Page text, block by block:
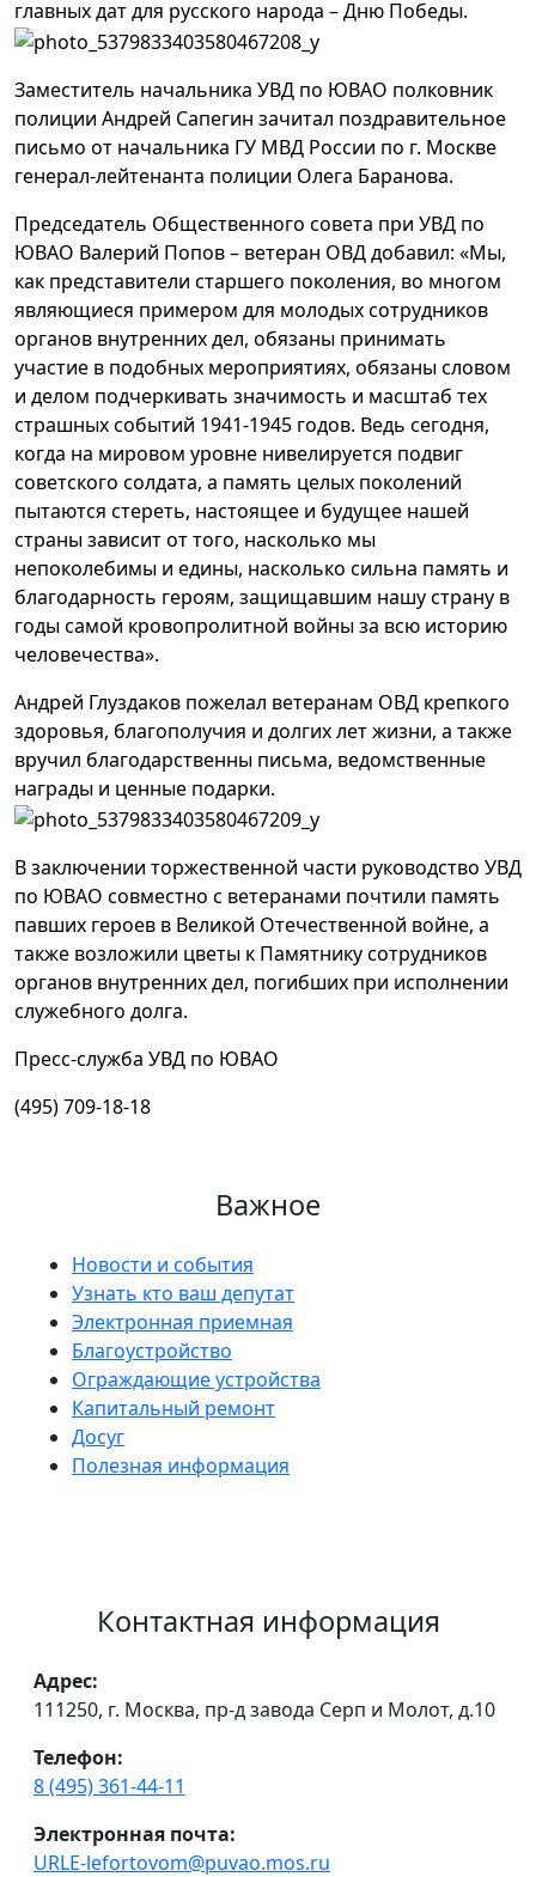
главных дат для русского народа – Дню Победы.
Заместитель начальника УВД по ЮВАО полковник
полиции Андрей Сапегин зачитал поздравительное
письмо от начальника ГУ МВД России по г. Москве
генерал-лейтенанта полиции Олега Баранова.
Председатель Общественного совета при УВД по
ЮВАО Валерий Попов – ветеран ОВД добавил: «Мы,
как представители старшего поколения, во многом
являющиеся примером для молодых сотрудников
органов внутренних дел, обязаны принимать
участие в подобных мероприятиях, обязаны словом
и делом подчеркивать значимость и масштаб тех
страшных событий 1941-1945 годов. Ведь сегодня,
когда на мировом уровне нивелируется подвиг
советского солдата, а память целых поколений
пытаются стереть, настоящее и будущее нашей
страны зависит от того, насколько мы
непоколебимы и едины, насколько сильна память и
благодарность героям, защищавшим нашу страну в
годы самой кровопролитной войны за всю историю
человечества».
Андрей Глуздаков пожелал ветеранам ОВД крепкого
здоровья, благополучия и долгих лет жизни, а также
вручил благодарственны письма, ведомственные
награды и ценные подарки.
В заключении торжественной части руководство УВД
по ЮВАО совместно с ветеранами почтили память
павших героев в Великой Отечественной войне, а
также возложили цветы к Памятнику сотрудников
органов внутренних дел, погибших при исполнении
служебного долга.
Пресс-служба УВД по ЮВАО
(495) 709-18-18
Важное
Новости и события
Узнать кто ваш депутат
Электронная приемная
Благоустройство
Ограждающие устройства
Капитальный ремонт
Досуг
Полезная информация
Контактная информация
Адрес:
111250, г. Москва, пр-д завода Серп и Молот, д.10
Телефон:
8 (495) 361-44-11
Электронная почта:
URLE-lefortovom@puvao.mos.ru